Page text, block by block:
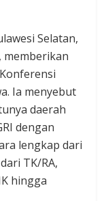
Selatan,
memberikan
Ia menyebut
daerah
dengan
lengkap dari
TK/RA,
hingga